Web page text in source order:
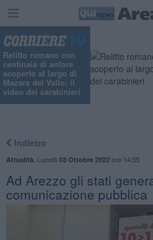
Relitto romano con
centinaia di anfore
scoperto al largo di
Mazara del Vallo: il
video dei carabinieri
Indietro
Attualità Lunedì 03 Ottobre 2022ore 14:55
Ad Arezzo gli stati
comunicazione pubblica